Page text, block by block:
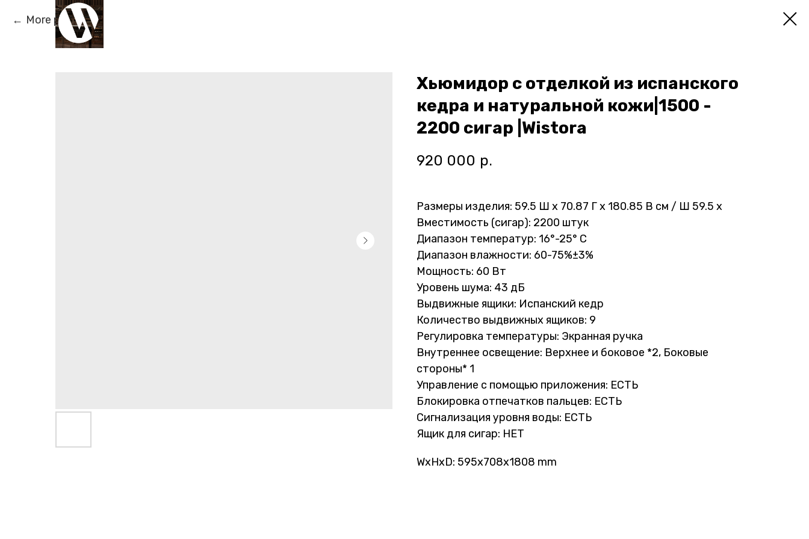
More products
Хьюмидор с отделкой из испанского
кедра и натуральной кожи|1500 -
2200 сигар |Wistora
920 000 р.
Размеры изделия: 59.5 Ш x 70.87 Г x 180.85 В см / Ш 59.5 х
Вместимость (сигар): 2200 штук
Диапазон температур: 16°-25° С
Диапазон влажности: 60-75%±3%
Мощность: 60 Вт
Уровень шума: 43 дБ
Выдвижные ящики: Испанский кедр
Количество выдвижных ящиков: 9
Регулировка температуры: Экранная ручка
Внутреннее освещение: Верхнее и боковое *2, Боковые
стороны* 1
Управление с помощью приложения: ЕСТЬ
Блокировка отпечатков пальцев: ЕСТЬ
Сигнализация уровня воды: ЕСТЬ
Ящик для сигар: НЕТ
WxHxD: 595x708x1808 mm